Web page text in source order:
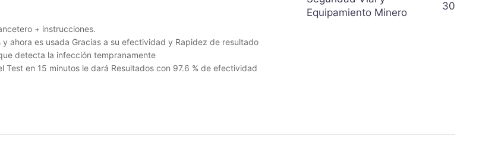
+ instrucciones.
ahora es usada Gracias a su efectividad y Rapidez de resultado
detecta la infección tempranamente
en 15 minutos le dará Resultados con 97.6 % de efectividad
Equipamiento Minero
30